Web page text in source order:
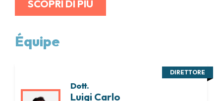
SCOPRI DI PIÙ
Équipe
Dott.
Luigi Carlo
DIRETTORE